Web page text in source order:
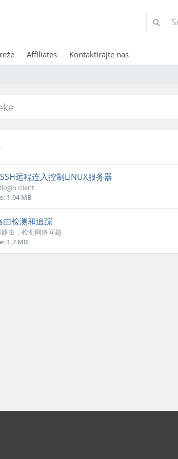
Affiliates Kontaktirajte nas
远程连入控制LINUX服务器
client
1.04 MB
由检测和追踪
由，检测网络问题
1.7 MB